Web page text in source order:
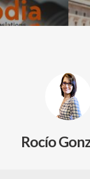
Rocío